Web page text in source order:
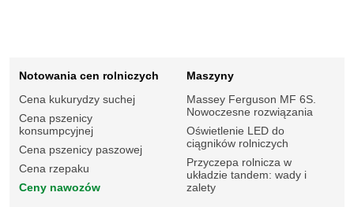
Notowania cen rolniczych
Cena kukurydzy suchej
Cena pszenicy
konsumpcyjnej
Cena pszenicy paszowej
Cena rzepaku
Ceny nawozów
Maszyny
Massey Ferguson MF 6S.
Nowoczesne rozwiązania
Oświetlenie LED do
ciągników rolniczych
Przyczepa rolnicza w
układzie tandem: wady i
zalety